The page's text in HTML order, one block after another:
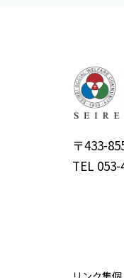
〒433-
TEL